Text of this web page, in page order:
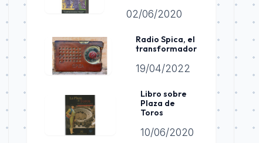
02/06/2020
Radio Spica, el
transformador
19/04/2022
Libro sobre
Plaza de
Toros
10/06/2020